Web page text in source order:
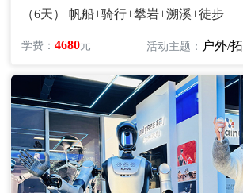
（6天） 帆船+骑行+攀岩+溯溪+徒步
学费：4680元 活动主题： 户外/拓展/